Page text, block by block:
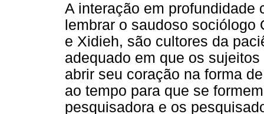
A interação em profundidade
lembrar o saudoso
e Xidieh, são cultores da
adequado em que os
abrir seu coração na forma
ao tempo para que se
pesquisadora e os